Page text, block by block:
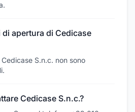
apertura di Cedicase
S.n.c. non sono
Cedicase S.n.c.?